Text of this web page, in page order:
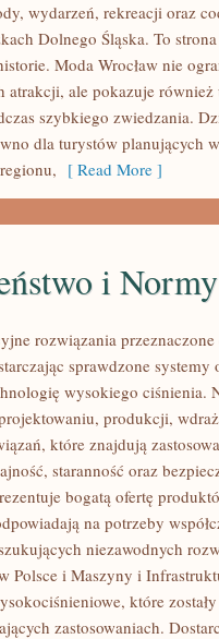
wydarzeń, rekreacji oraz
Dolnego Śląska. To
Moda Wrocław nie
atrakcji, ale pokazuje również
szybkiego zwiedzania.
dla turystów planujących
[ Read More ]
i Normy
rozwiązania przeznaczone
sprawdzone systemy
wysokiego ciśnienia.
produkcji,
które znajdują
staranność oraz
bogatą ofertę
na potrzeby
niezawodnych
Polsce i Maszyny i
które
zastosowaniach.